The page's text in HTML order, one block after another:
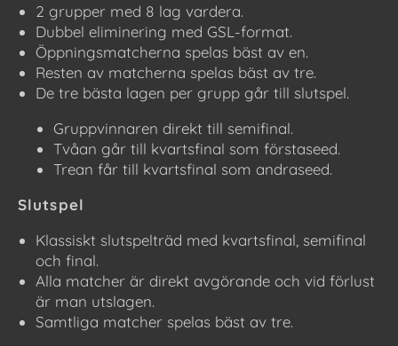
2 grupper med 8 lag vardera.
Dubbel eliminering med GSL-format.
Öppningsmatcherna spelas bäst av en.
Resten av matcherna spelas bäst av tre.
De tre bästa lagen per grupp går till slutspel.
Gruppvinnaren direkt till semifinal.
Tvåan går till kvartsfinal som förstaseed.
Trean får till kvartsfinal som andraseed.
Slutspel
Klassiskt slutspelträd med kvartsfinal, semifinal
och final.
Alla matcher är direkt avgörande och vid förlust
är man utslagen.
Samtliga matcher spelas bäst av tre.